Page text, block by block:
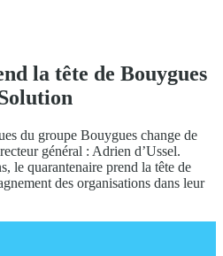
la tête de Bouygues
du groupe Bouygues change de
général : Adrien d’Ussel.
le quarantenaire prend la tête de
des organisations dans leur